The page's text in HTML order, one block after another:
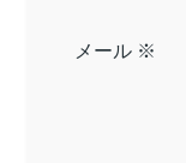
メール ※